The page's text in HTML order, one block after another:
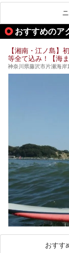
提供
【
この
が楽
そし
して
加え
のお
今回
（以
蛸川
りお
ここ
4つ
提供
この
おすすめのア
【湘南・江ノ島】
等全て込み！【海
神奈川県藤沢市片瀬海岸
おすす